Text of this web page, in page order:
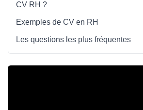
CV RH ?
Exemples de CV en RH
Les questions les plus fréquentes